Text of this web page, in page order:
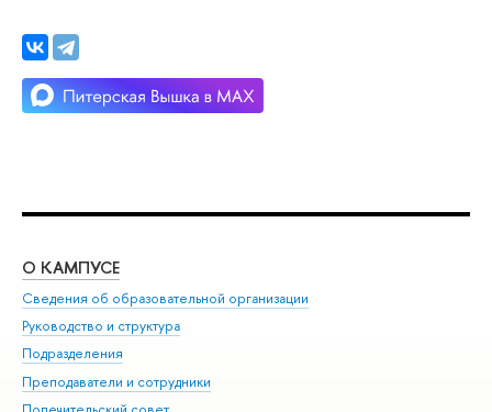
О КАМПУСЕ
Сведения об образовательной организации
Руководство и структура
Подразделения
Преподаватели и сотрудники